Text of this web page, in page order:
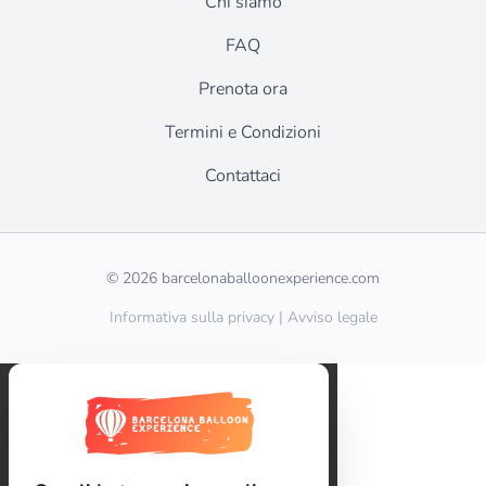
FAQ
Prenota ora
Termini e Condizioni
Contattaci
© 2026 barcelonaballoonexperience.com
Informativa sulla privacy | Avviso legale